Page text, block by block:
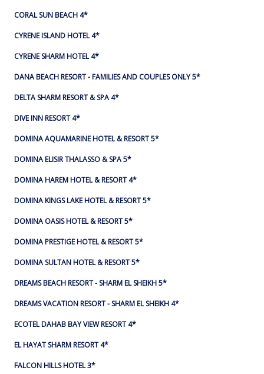
CORAL SUN BEACH 4*
CYRENE ISLAND HOTEL 4*
CYRENE SHARM HOTEL 4*
DANA BEACH RESORT - FAMILIES AND COUPLES ONLY 5*
DELTA SHARM RESORT & SPA 4*
DIVE INN RESORT 4*
DOMINA AQUAMARINE HOTEL & RESORT 5*
DOMINA ELISIR THALASSO & SPA 5*
DOMINA HAREM HOTEL & RESORT 4*
DOMINA KINGS LAKE HOTEL & RESORT 5*
DOMINA OASIS HOTEL & RESORT 5*
DOMINA PRESTIGE HOTEL & RESORT 5*
DOMINA SULTAN HOTEL & RESORT 5*
DREAMS BEACH RESORT - SHARM EL SHEIKH 5*
DREAMS VACATION RESORT - SHARM EL SHEIKH 4*
ECOTEL DAHAB BAY VIEW RESORT 4*
EL HAYAT SHARM RESORT 4*
FALCON HILLS HOTEL 3*